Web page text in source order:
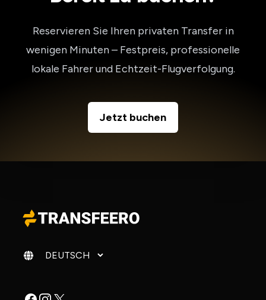
Reservieren Sie Ihren privaten Transfer in
wenigen Minuten – Festpreis, professionelle
lokale Fahrer und Echtzeit-Flugverfolgung.
Jetzt buchen
Sprache ändern